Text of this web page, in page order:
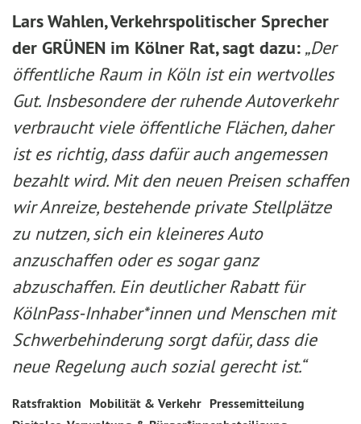
Lars Wahlen, Verkehrspolitischer Sprecher
der GRÜNEN im Kölner Rat, sagt dazu: „Der
öffentliche Raum in Köln ist ein wertvolles
Gut. Insbesondere der ruhende Autoverkehr
verbraucht viele öffentliche Flächen, daher
ist es richtig, dass dafür auch angemessen
bezahlt wird. Mit den neuen Preisen schaffen
wir Anreize, bestehende private Stellplätze
zu nutzen, sich ein kleineres Auto
anzuschaffen oder es sogar ganz
abzuschaffen. Ein deutlicher Rabatt für
KölnPass-Inhaber*innen und Menschen mit
Schwerbehinderung sorgt dafür, dass die
neue Regelung auch sozial gerecht ist.“
Ratsfraktion Mobilität & Verkehr Pressemitteilung